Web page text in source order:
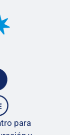
para